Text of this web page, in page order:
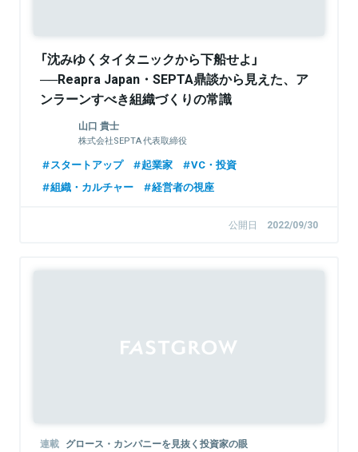
「沈みゆくタイタニックから下船せよ」
──Reapra Japan・SEPTA鼎談から見えた、ア
ンラーンすべき組織づくりの常識
山口 貴士
株式会社SEPTA 代表取締役
スタートアップ 起業家
VC・投資
組織・カルチャー
経営者の視座
公開日 2022/09/30
連載 グロース・カンパニーを見抜く投資家の眼